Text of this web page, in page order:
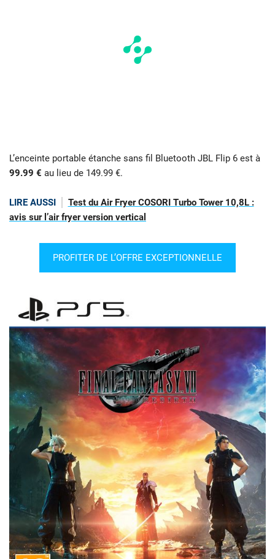
L’enceinte portable étanche sans fil Bluetooth JBL Flip 6 est à
99.99 € au lieu de 149.99 €.
LIRE AUSSI
Test du Air Fryer COSORI Turbo Tower 10,8L :
avis sur l’air fryer version vertical
PROFITER DE L’OFFRE EXCEPTIONNELLE